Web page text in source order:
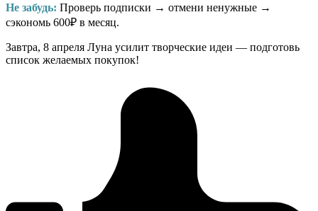
Не забудь: Проверь подписки → отмени ненужные →
сэкономь 600₽ в месяц.
Завтра, 8 апреля Луна усилит творческие идеи — подготовь
список желаемых покупок!